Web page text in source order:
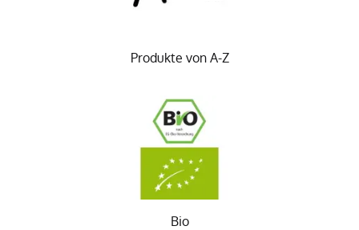
Produkte von A-Z
Bio